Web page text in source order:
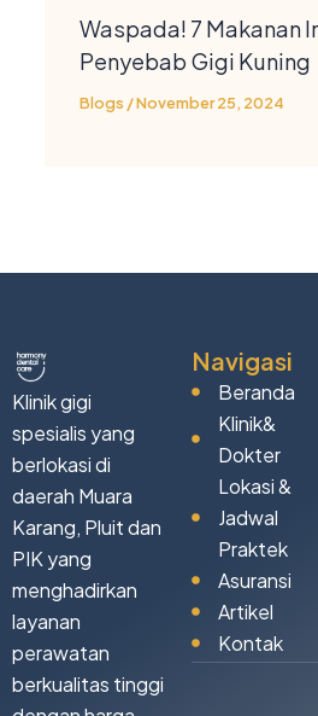
Waspada! 7 Makanan
Penyebab Gigi Kuning
Blogs /November 25, 2024
Klinik gigi
spesialis yang
berlokasi di
daerah Muara
Karang, Pluit dan
PIK yang
menghadirkan
layanan
perawatan
berkualitas tinggi
Navigasi
Beranda
Klinik&
Dokter
Lokasi &
Jadwal
Praktek
Asuransi
Artikel
Kontak